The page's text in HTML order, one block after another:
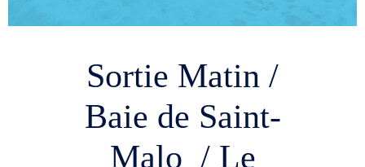
Sortie Matin /
Baie de Saint-
Malo / Le